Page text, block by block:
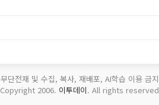
무단전재 및 수집, 복사, 재배포, AI학습 이용 금지
Copyright 2006. 이투데이. All rights reserved